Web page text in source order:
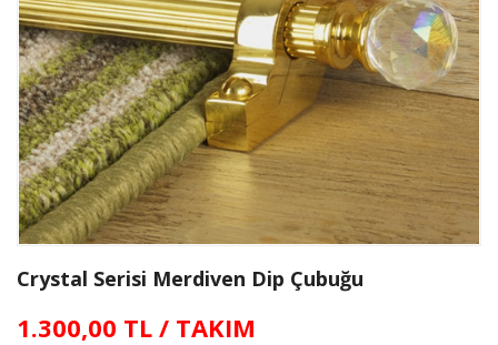
Crystal Serisi Merdiven Dip Çubuğu
1.300,00 TL / TAKIM